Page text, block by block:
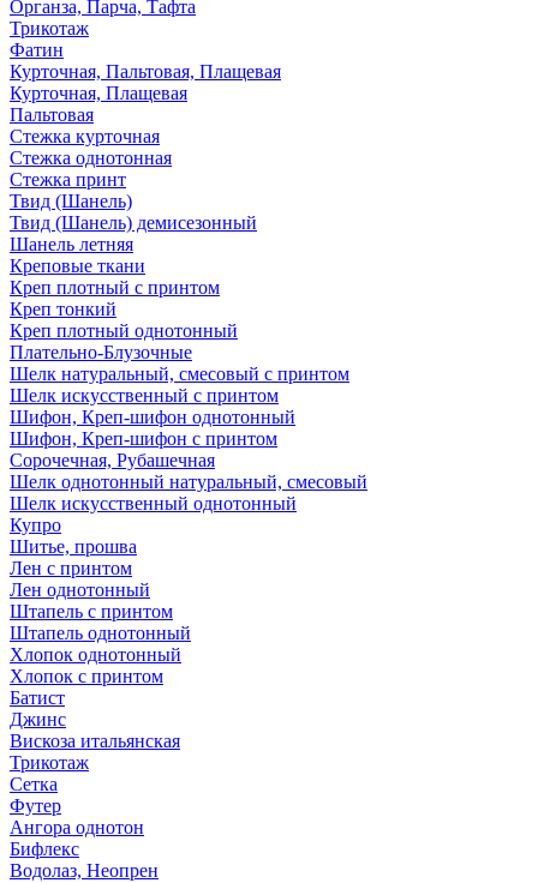
Органза, Парча, Тафта
Трикотаж
Фатин
Курточная, Пальтовая, Плащевая
Курточная, Плащевая
Пальтовая
Стежка курточная
Стежка однотонная
Стежка принт
Твид (Шанель)
Твид (Шанель) демисезонный
Шанель летняя
Креповые ткани
Креп плотный с принтом
Креп тонкий
Креп плотный однотонный
Плательно-Блузочные
Шелк натуральный, смесовый с принтом
Шелк искусственный с принтом
Шифон, Креп-шифон однотонный
Шифон, Креп-шифон с принтом
Сорочечная, Рубашечная
Шелк однотонный натуральный, смесовый
Шелк искусственный однотонный
Купро
Шитье, прошва
Лен с принтом
Лен однотонный
Штапель с принтом
Штапель однотонный
Хлопок однотонный
Хлопок с принтом
Батист
Джинс
Вискоза итальянская
Трикотаж
Сетка
Футер
Ангора однотон
Бифлекс
Водолаз, Неопрен